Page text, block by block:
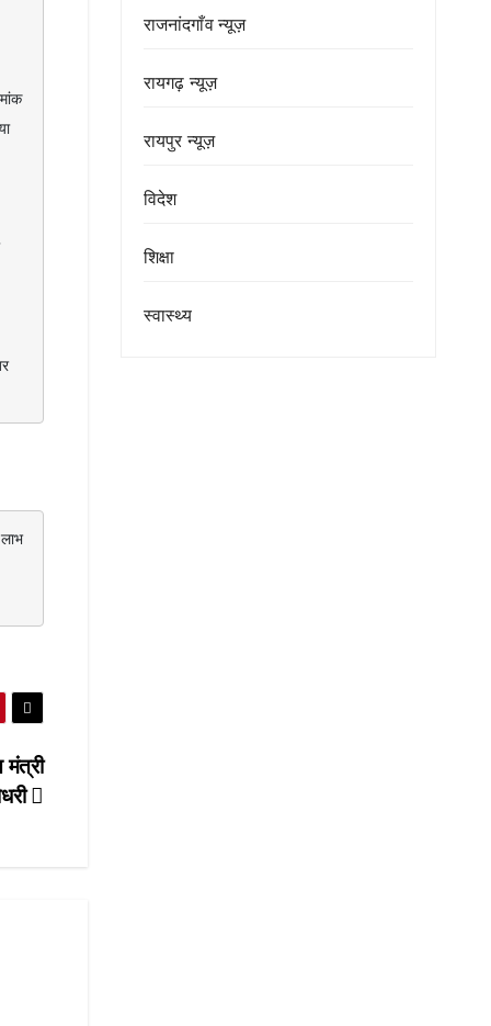
मंत्री
राजनांदगाँव न्यूज़
रायगढ़ न्यूज़
रायपुर न्यूज़
विदेश
शिक्षा
स्वास्थ्य